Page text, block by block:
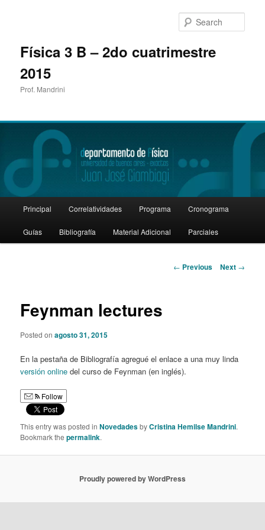
Física 3 B – 2do cuatrimestre
2015
Prof. Mandrini
Skip
to
Principal Correlatividades Programa Cronograma
Guías Bibliografía Material Adicional Parciales
Post
← Previous Next →
Feynman lectures
Posted onagosto 31, 2015
En la pestaña de Bibliografía agregué el enlace a una muy linda
versión online del curso de Feynman (en inglés).
Follow
This entry was posted inNovedadesbyCristina Hemilse Mandrini.
Bookmark thepermalink.
Proudly powered by WordPress